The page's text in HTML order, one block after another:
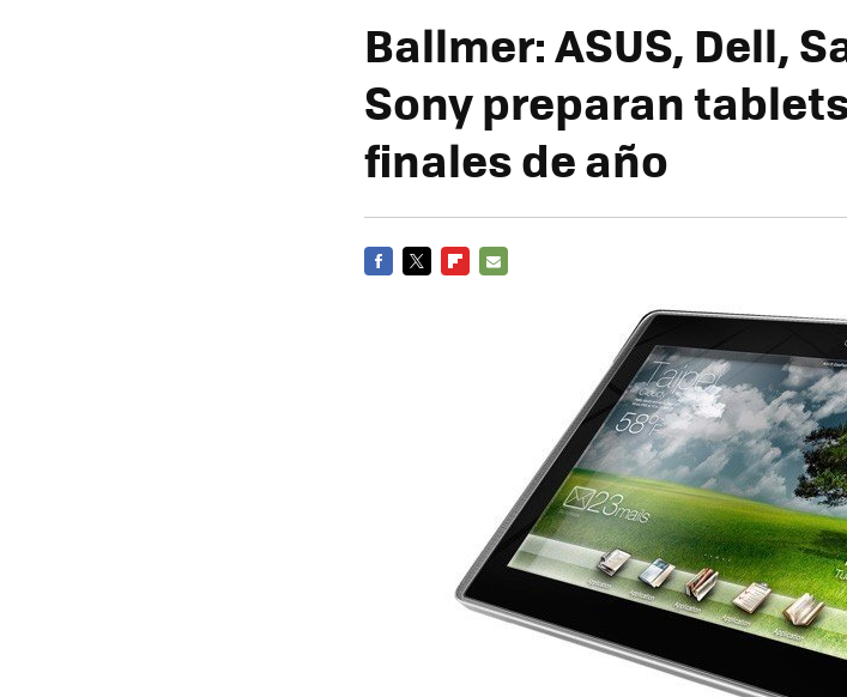
Ballmer: ASUS, Dell,
Sony preparan
finales de año